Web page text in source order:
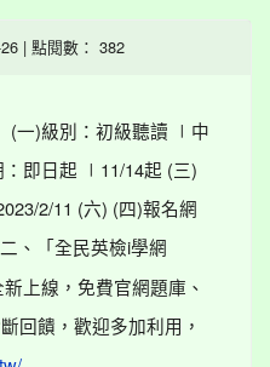
| 點閱數： 382
(一)級別：初級聽讀 ∣中
即日起 ∣11/14起 (三)
2/11 (六) (四)報名網
二、「全民英檢i學網
上線，免費官網題庫、
回饋，歡迎多加利用，